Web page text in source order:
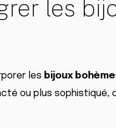
les
les bijoux
ou plus